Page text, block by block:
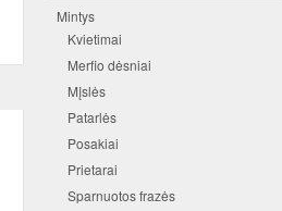
Mintys
Kvietimai
Merfio dėsniai
Mįslės
Patarlės
Posakiai
Prietarai
Sparnuotos frazės